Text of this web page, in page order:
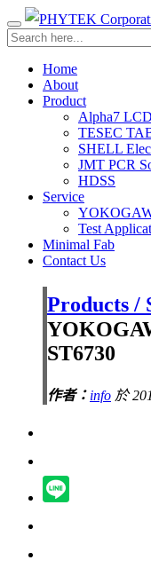
Home
About
Product
Alpha7
TESEC
SHELL
JMT PCR
HDSS
Service
Test
Minimal Fab
Contact Us
Products /
ST6730
作者： info 於